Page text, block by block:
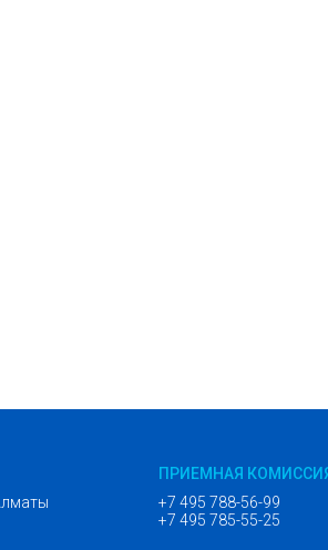
ПРИЕМНАЯ
+7 495 788-56-99
+7 495 785-55-25